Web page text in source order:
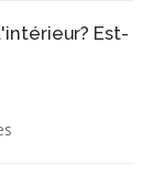
Est-